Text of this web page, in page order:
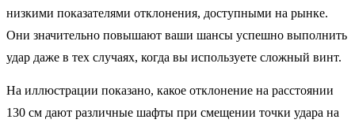
низкими показателями отклонения, доступными на рынке.
Они значительно повышают ваши шансы успешно выполнить
удар даже в тех случаях, когда вы используете сложный винт.
На иллюстрации показано, какое отклонение на расстоянии
130 см дают различные шафты при смещении точки удара на